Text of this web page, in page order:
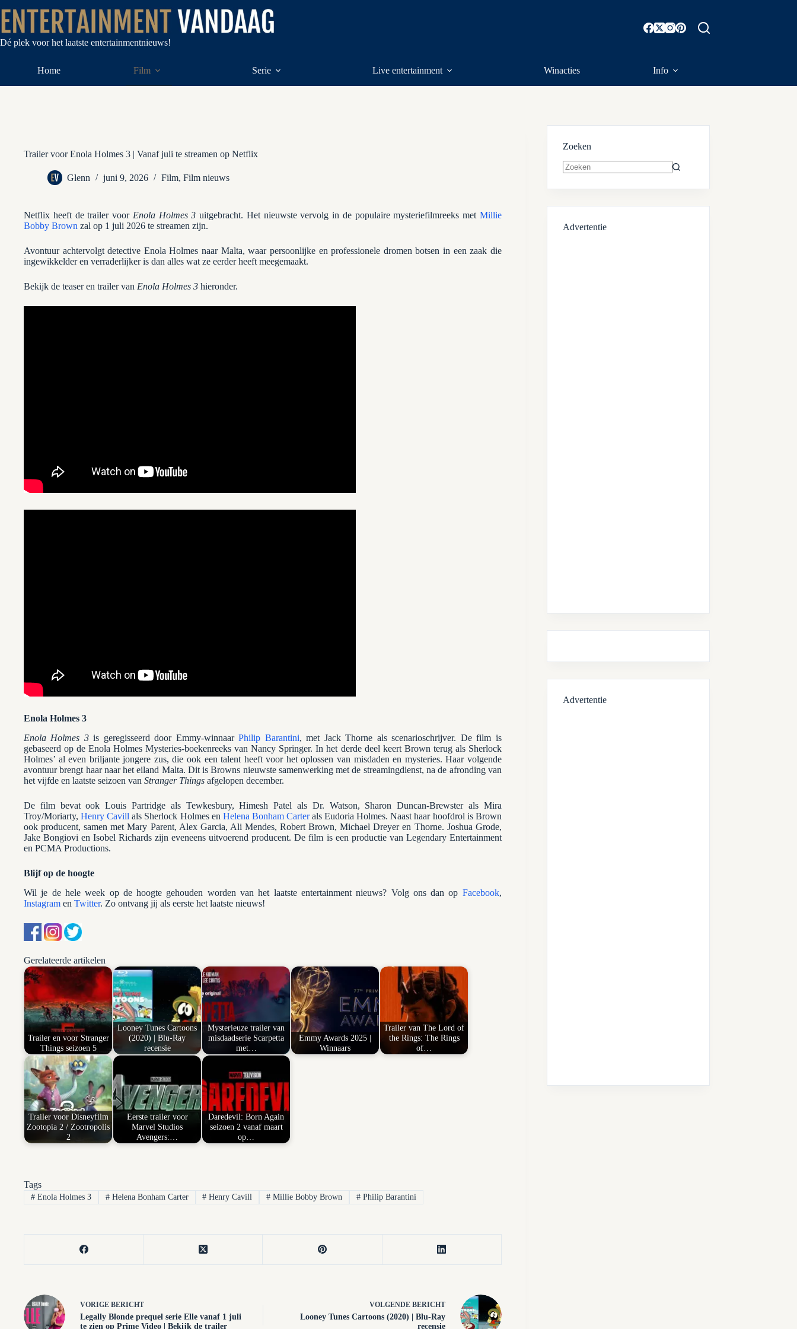
naar
de
inhoud
Dé plek voor het laatste entertainmentnieuws!
Home Film Serie Live entertainment Winacties Info
Trailer voor Enola Holmes 3 | Vanaf juli te streamen op Netflix
Glenn juni 9, 2026 Film, Film nieuws
Netflix heeft de trailer voorEnola Holmes 3 uitgebracht. Het nieuwste vervolg in de populaire mysteriefilmreeks met Millie
Bobby Brown zal op 1 juli 2026 te streamen zijn.
Avontuur achtervolgt detective Enola Holmes naar Malta, waar persoonlijke en professionele dromen botsen in een zaak die
ingewikkelder en verraderlijker is dan alles wat ze eerder heeft meegemaakt.
Bekijk de teaser en trailer van Enola Holmes 3 hieronder.
Enola Holmes 3
Enola Holmes 3is geregisseerd door Emmy-winnaarPhilip Barantini, met Jack Thorne als scenarioschrijver. De film is
gebaseerd op de Enola Holmes Mysteries-boekenreeks van Nancy Springer. In het derde deel keert Brown terug als Sherlock
Holmes’ al even briljante jongere zus, die ook een talent heeft voor het oplossen van misdaden en mysteries. Haar volgende
avontuur brengt haar naar het eiland Malta. Dit is Browns nieuwste samenwerking met de streamingdienst, na de afronding van
het vijfde en laatste seizoen van Stranger Things afgelopen december.
De film bevat ook Louis Partridge als Tewkesbury, Himesh Patel als Dr. Watson, Sharon Duncan-Brewster als Mira
Troy/Moriarty,Henry Cavill als Sherlock Holmes en Helena Bonham Carterals Eudoria Holmes. Naast haar hoofdrol is Brown
ook producent, samen met Mary Parent, Alex Garcia, Ali Mendes, Robert Brown, Michael Dreyer en Thorne. Joshua Grode,
Jake Bongiovi en Isobel Richards zijn eveneens uitvoerend producent. De film is een productie van Legendary Entertainment
en PCMA Productions.
Blijf op de hoogte
Wil je de hele week op de hoogte gehouden worden van het laatste entertainment nieuws? Volg ons dan op Facebook,
Instagram en Twitter. Zo ontvang jij als eerste het laatste nieuws!
Gerelateerde artikelen
Trailer en voor Stranger
Things seizoen 5
Looney Tunes Cartoons
(2020) | Blu-Ray
recensie
Mysterieuze trailer van
misdaadserie Scarpetta
met…
Emmy Awards 2025 |
Winnaars
Trailer van The Lord of
the Rings: The Rings
of…
Trailer voor Disneyfilm
Zootopia 2 / Zootropolis
2
Eerste trailer voor
Marvel Studios
Avengers:…
Daredevil: Born Again
seizoen 2 vanaf maart
op…
Tags
#Enola Holmes 3 #Helena Bonham Carter # Henry Cavill # Millie Bobby Brown # Philip Barantini
VORIGE BERICHT
Legally Blonde prequel serie Elle vanaf 1 juli
te zien op Prime Video | Bekijk de trailer
VOLGENDE BERICHT
Looney Tunes Cartoons (2020) | Blu-Ray
recensie
Zoeken
resultaten
Advertentie
Advertentie